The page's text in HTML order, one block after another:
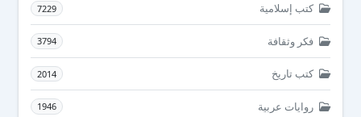
كتب إسلامية 7229
فكر وثقافة 3794
كتب تاريخ 2014
روايات عربية 1946